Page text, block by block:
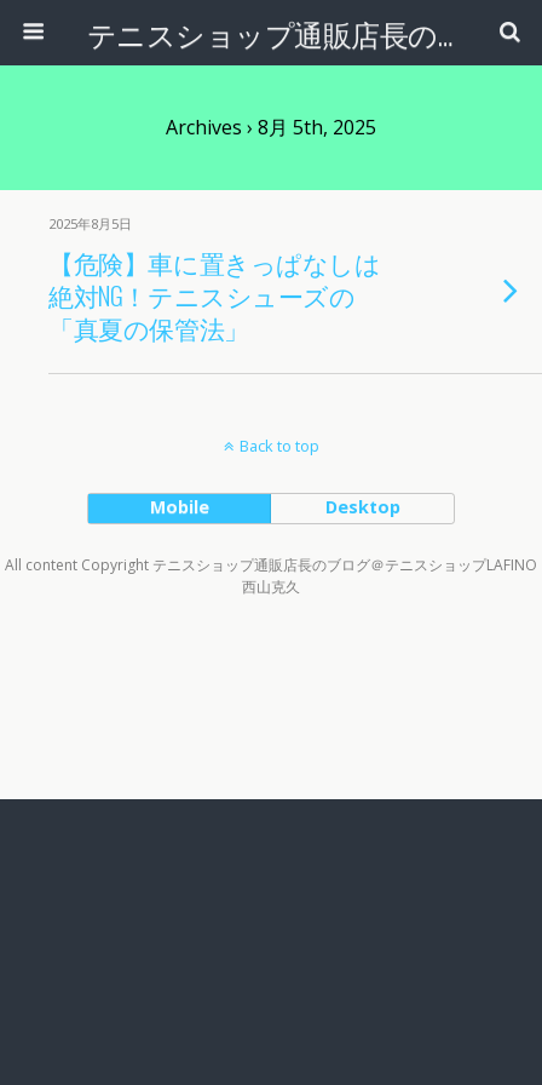
テニスショップ通販店長のブログ＠テニスショップLAFINO 西山克久
Archives › 8月 5th, 2025
2025年8月5日
【危険】車に置きっぱなしは
絶対NG！テニスシューズの
「真夏の保管法」
Back to top
Mobile Desktop
All content Copyright テニスショップ通販店長のブログ＠テニスショップLAFINO
西山克久